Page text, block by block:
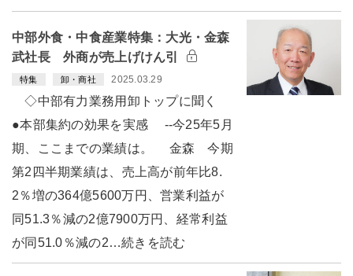
中部外食・中食産業特集：大光・金森
武社長 外商が売上げけん引
特集 卸・商社 2025.03.29
◇中部有力業務用卸トップに聞く
●本部集約の効果を実感 --今25年5月
期、ここまでの業績は。 金森 今期
第2四半期業績は、売上高が前年比8.
2％増の364億5600万円、営業利益が
同51.3％減の2億7900万円、経常利益
が同51.0％減の2…続きを読む